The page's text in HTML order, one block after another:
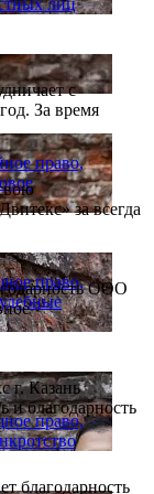
право,
право,
право,
с
За время
за всегда
ООО
г. Казань
и благодарность
благодарность